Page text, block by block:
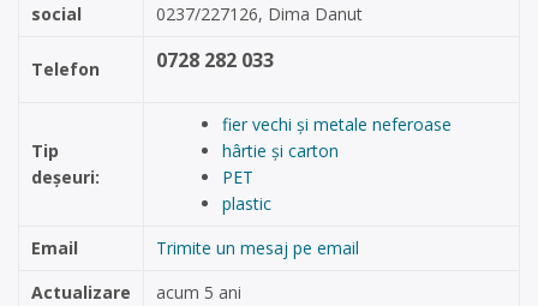
social
0237/227126, Dima Danut
Telefon 0728 282 033
Tip
deșeuri:
fier vechi și metale neferoase
hârtie și carton
PET
plastic
Email
Trimite un mesaj pe email
Actualizare
acum 5 ani